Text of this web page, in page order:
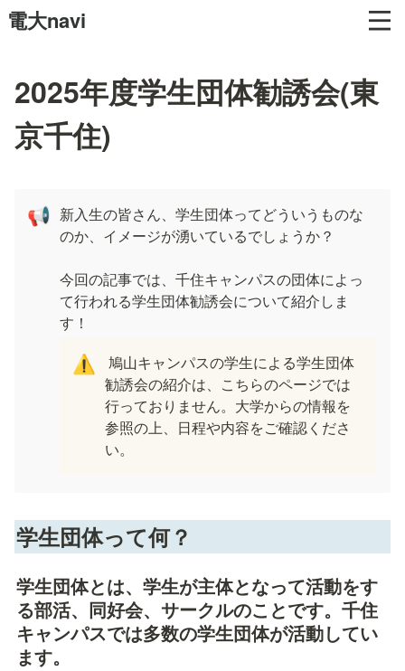
電大navi
2025年度学生団体勧誘会(東
京千住)
📢 新入生の皆さん、学生団体ってどういうものな
のか、イメージが湧いているでしょうか？
今回の記事では、千住キャンパスの団体によっ
て行われる学生団体勧誘会について紹介しま
す！
⚠️
勧誘会の紹介は、こちらのページでは
行っておりません。大学からの情報を
参照の上、日程や内容をご確認くださ
い。
学生団体って何？
学生団体とは、学生が主体となって活動をす
る部活、同好会、サークルのことです。千住
キャンパスでは多数の学生団体が活動してい
ます。